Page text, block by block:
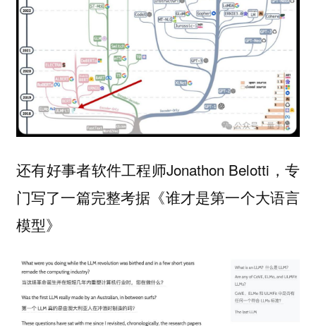
还有好事者软件工程师Jonathon Belotti，专
门写了一篇完整考据《谁才是第一个大语言
模型》